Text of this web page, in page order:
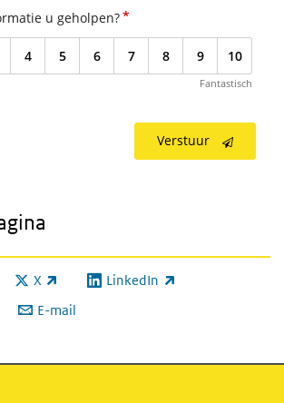
u geholpen?*
4 5 6 7 8 9 10
Fantastisch
Verstuur
X
(externe link) LinkedIn
(externe link)
E-mail